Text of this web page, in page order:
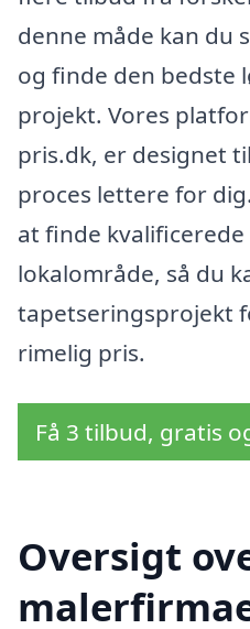
denne måde kan du
og finde den bedste
projekt. Vores
pris.dk, er designet
proces lettere for
at finde
lokalområde, så du
tapetseringsprojekt
rimelig pris.
Få 3 tilbud, gratis
Oversigt